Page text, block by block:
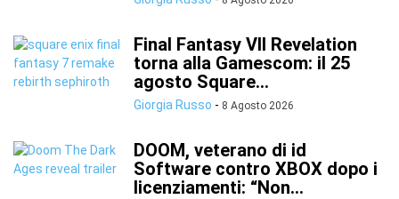
Final Fantasy VII Revelation
torna alla Gamescom: il 25
agosto Square...
Giorgia Russo - 8 Agosto 2026
DOOM, veterano di id
Software contro XBOX dopo i
licenziamenti: “Non...